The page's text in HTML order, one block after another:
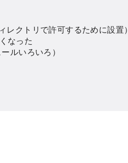
リで許可するために設置）
った
いろいろ）